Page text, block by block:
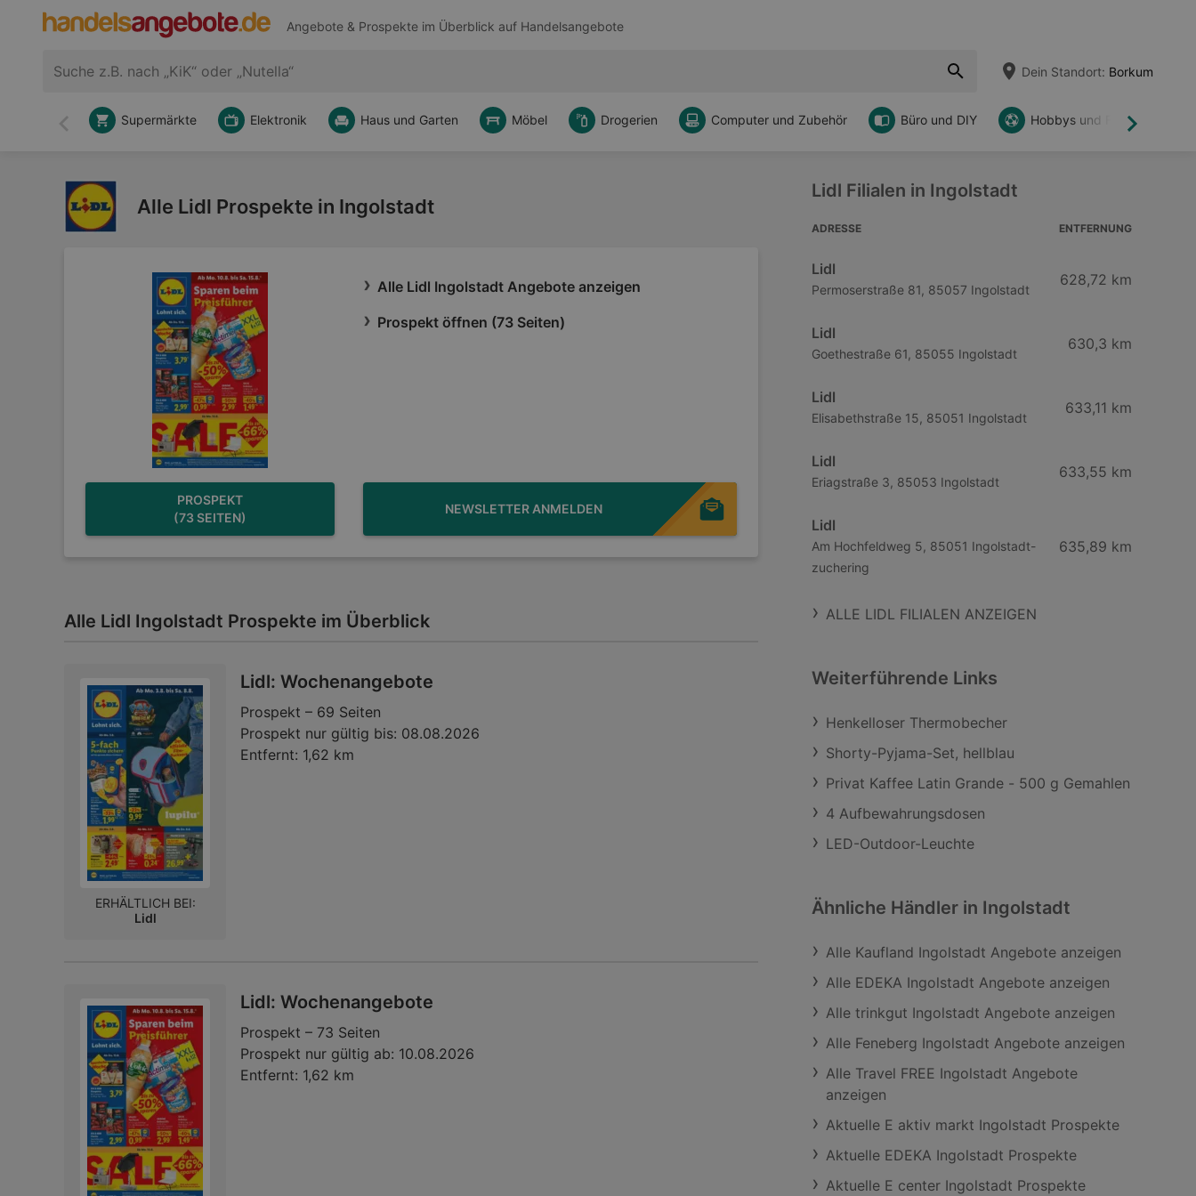
Angebote & Prospekte im Überblick auf Handelsangebote
Dein Standort: Borkum
Zurück Weiter
Supermärkte Elektronik Haus und Garten Möbel Drogerien Computer und Zubehör Büro und DIY Hobbys und Freizeit
Alle Lidl Prospekte in Ingolstadt
PROSPEKT
(73 SEITEN)
Alle Lidl Ingolstadt Angebote anzeigen
Prospekt öffnen (73 Seiten)
NEWSLETTER ANMELDEN
Alle Lidl Ingolstadt Prospekte im Überblick
Lidl: Wochenangebote
Prospekt – 69 Seiten
Prospekt nur gültig bis: 08.08.2026
Entfernt: 1,62 km
ERHÄLTLICH BEI:
Lidl
Lidl: Wochenangebote
Prospekt – 73 Seiten
Prospekt nur gültig ab: 10.08.2026
Entfernt: 1,62 km
Lidl Filialen in Ingolstadt
ADRESSE ENTFERNUNG
Lidl
Permoserstraße 81, 85057 Ingolstadt
628,72 km
Lidl
Goethestraße 61, 85055 Ingolstadt
630,3 km
Lidl
Elisabethstraße 15, 85051 Ingolstadt
633,11 km
Lidl
Eriagstraße 3, 85053 Ingolstadt
633,55 km
Lidl
Am Hochfeldweg 5, 85051 Ingolstadt-
zuchering
635,89 km
ALLE LIDL FILIALEN ANZEIGEN
Weiterführende Links
Henkelloser Thermobecher
Shorty-Pyjama-Set, hellblau
Privat Kaffee Latin Grande - 500 g Gemahlen
4 Aufbewahrungsdosen
LED-Outdoor-Leuchte
Ähnliche Händler in Ingolstadt
Alle Kaufland Ingolstadt Angebote anzeigen
Alle EDEKA Ingolstadt Angebote anzeigen
Alle trinkgut Ingolstadt Angebote anzeigen
Alle Feneberg Ingolstadt Angebote anzeigen
Alle Travel FREE Ingolstadt Angebote
anzeigen
Aktuelle E aktiv markt Ingolstadt Prospekte
Aktuelle EDEKA Ingolstadt Prospekte
Aktuelle E center Ingolstadt Prospekte